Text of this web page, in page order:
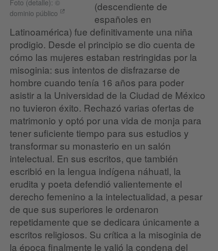
Foto (detalle): ©
dominio público
(descendiente de
españoles en
Latinoamérica) fue definitivamente una niña
prodigio. Desde el principio se dio cuenta de
cómo las mujeres estaban restringidas por la
misoginia: sus intentos de disfrazarse de
hombre cuando tenía 16 años para poder
asistir a la Universidad de la Ciudad de México
no tuvieron éxito. Rechazó varias ofertas de
matrimonio y optó por una vida de monja para
tener suficiente tiempo para sus estudios y
transformar su monasterio en un salón
intelectual. En sus escritos, que también
escribió en la lengua indígena náhuatl, la
erudita y poeta defendió valientemente el
derecho femenino a la intelectualidad, a pesar
de que sus superiores le ordenaron
repetidamente que se dedicara únicamente a
escritos religiosos. Su crítica a la misoginia de
la época finalmente le valió la condena del